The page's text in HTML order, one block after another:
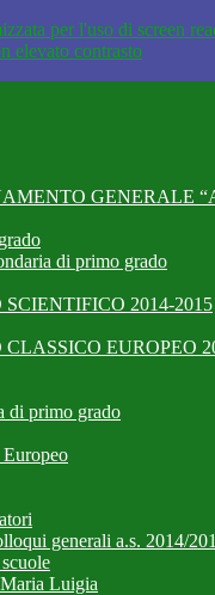
per l'uso di screen
elevato contrasto
GENERALE
di primo grado
2014-2015
EUROPEO
di primo grado
generali a.s. 2014/
Luigia